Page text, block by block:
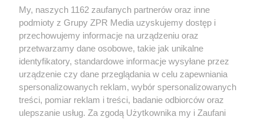
Żaden utwór zamieszczony w serwisie nie może być powielany i
rozpowszechniany lub dalej rozpowszechniany w jakikolwiek sposób (w
tym także elektroniczny lub mechaniczny) na jakimkolwiek polu
eksploatacji w jakiejkolwiek formie, włącznie z umieszczaniem w
Internecie bez pisemnej zgody właściciela praw. Jakiekolwiek użycie lub
wykorzystanie utworów w całości lub w części z naruszeniem prawa,
tzn. bez właściwej zgody, jest zabronione pod groźbą kary i może być
ścigane prawnie.
My, naszych 1162 zaufanych partnerów oraz inne
podmioty z Grupy ZPR Media uzyskujemy dostęp i
przechowujemy informacje na urządzeniu oraz
przetwarzamy dane osobowe, takie jak unikalne
identyfikatory, standardowe informacje wysyłane przez
urządzenie czy dane przeglądania w celu zapewniania
spersonalizowanych reklam, wybór spersonalizowanych
treści, pomiar reklam i treści, badanie odbiorców oraz
ulepszanie usług. Za zgodą Użytkownika my i Zaufani